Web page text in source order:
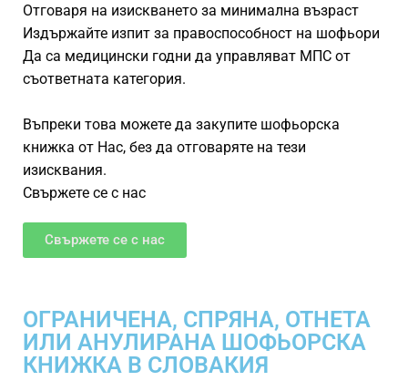
Отговаря на изискването за минимална възраст
Издържайте изпит за правоспособност на шофьори
Да са медицински годни да управляват МПС от
съответната категория.
Въпреки това можете да закупите шофьорска
книжка от Нас, без да отговаряте на тези
изисквания.
Свържете се с нас
Свържете се с нас
ОГРАНИЧЕНА, СПРЯНА, ОТНЕТА
ИЛИ АНУЛИРАНА ШОФЬОРСКА
КНИЖКА В СЛОВАКИЯ